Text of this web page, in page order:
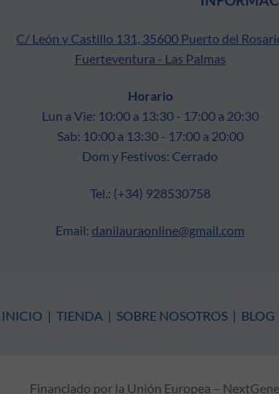
C/ León y Castillo 131, 35600 Puerto del
Fuerteventura - Las Palmas
Horario
Lun a Vie: 10:00 a 13:30 - 17:00 a 20:30
Sab: 10:00 a 13:30 - 17:00 a 20:00
Dom y Festivos: Cerrado
Tel.: (+34) 928530758
Email: danilauraonline@gmail.com
INICIO | TIENDA | SOBRE NOSOTROS | BLOG
Financiado por la Unión Europea –